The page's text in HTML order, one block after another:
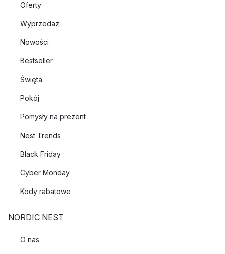
Oferty
Wyprzedaż
Nowości
Bestseller
Święta
Pokój
Pomysły na prezent
Nest Trends
Black Friday
Cyber Monday
Kody rabatowe
NORDIC NEST
O nas